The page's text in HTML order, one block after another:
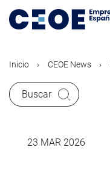
contenido
Inicio CEOE News
Buscar
23 MAR 2026